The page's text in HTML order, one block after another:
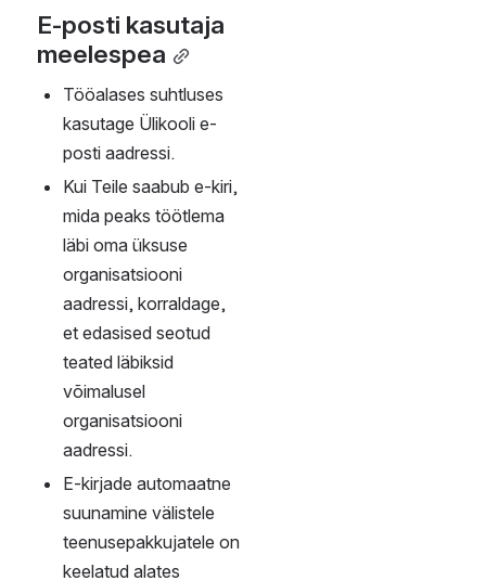
autentimist.
NB2! Tuleb veenduda, et
kirjade väljasaatmisel
kasutatakse eelpool
nimetatud STMP-serverit.
Vastasel juhul ei ole
tagatud väljasaadetavate
e-kirjade adressaadini
jõudmine.
E-post Linux
keskkonnas
Kasutajatunnus: Uni-
ID kasutajatunnus
(uni-id@ttu.ee
EWS
Host URL: https://outl
ook.office365.com/E
WS/Exchange.asmx